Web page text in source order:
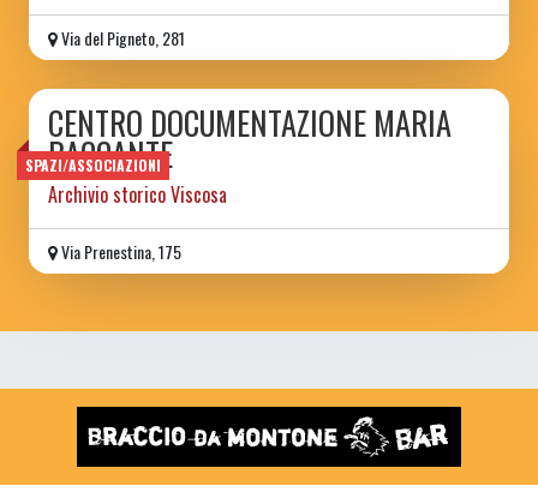
Via del Pigneto, 281
SPAZI/ASSOCIAZIONI
CENTRO DOCUMENTAZIONE MARIA
BACCANTE
Archivio storico Viscosa
Via Prenestina, 175